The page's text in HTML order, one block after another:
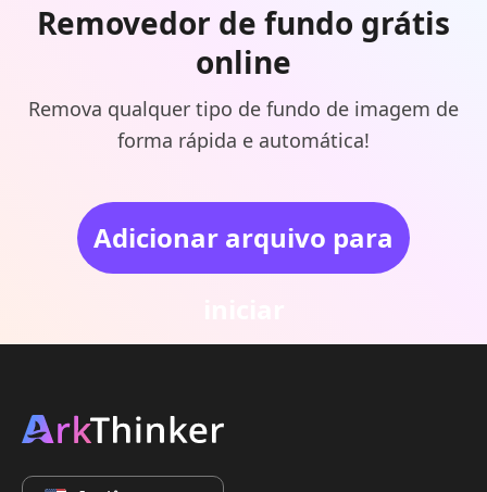
Removedor de fundo grátis
online
Remova qualquer tipo de fundo de imagem de
forma rápida e automática!
Adicionar arquivo para